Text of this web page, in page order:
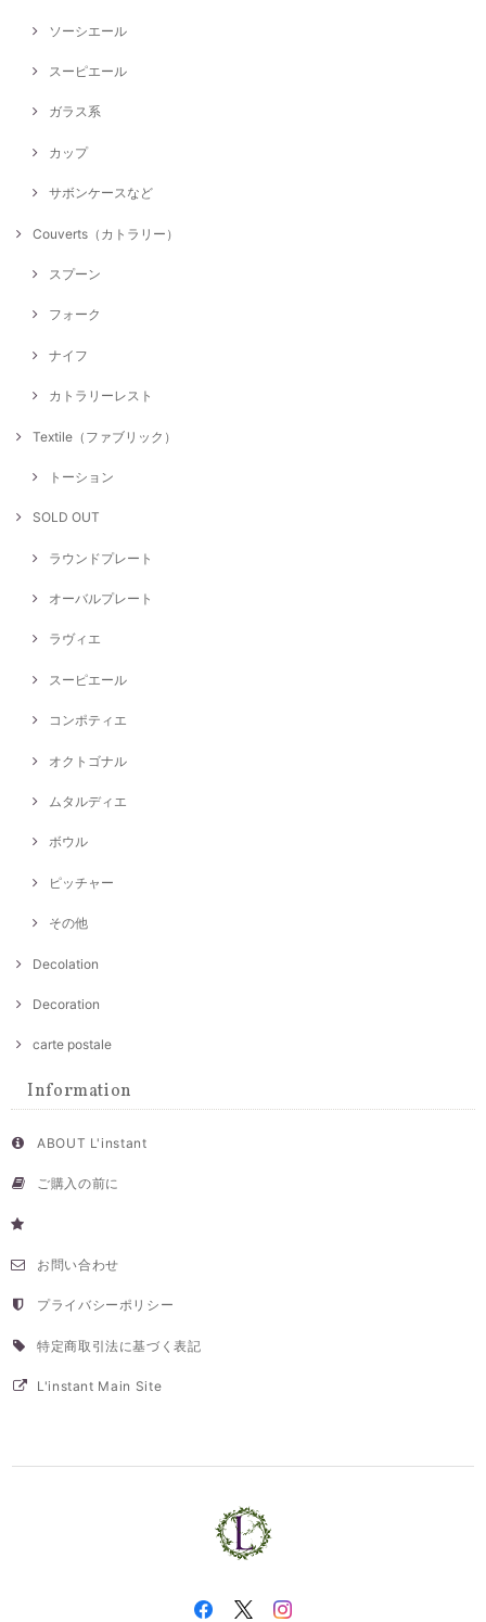
ソーシエール
スーピエール
ガラス系
カップ
サボンケースなど
Couverts（カトラリー）
スプーン
フォーク
ナイフ
カトラリーレスト
Textile（ファブリック）
トーション
SOLD OUT
ラウンドプレート
オーバルプレート
ラヴィエ
スーピエール
コンポティエ
オクトゴナル
ムタルディエ
ボウル
ピッチャー
その他
Decolation
Decoration
carte postale
Information
ABOUT L'instant
ご購入の前に
お問い合わせ
プライバシーポリシー
特定商取引法に基づく表記
L'instant Main Site